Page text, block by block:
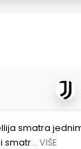
smatra
smatr... VIŠE